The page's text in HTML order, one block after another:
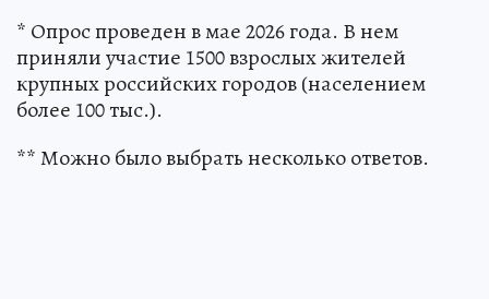
* Опрос проведен в мае 2026 года. В нем
приняли участие 1500 взрослых жителей
крупных российских городов (населением
более 100 тыс.).
** Можно было выбрать несколько ответов.